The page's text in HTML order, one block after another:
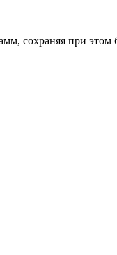
сохраняя при этом